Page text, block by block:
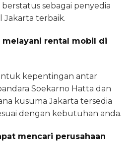
sebagai penyedia
Jakarta terbaik.
rental mobil di
kepentingan antar
Soekarno Hatta dan
kusuma Jakarta tersedia
dengan kebutuhan anda.
mencari perusahaan